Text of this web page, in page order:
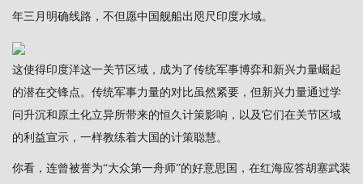
年三月明确线路，不但愿中国舰船出咫尺印度水域。
这使得印度洋这一关节区域，成为了传统军事博弈和新兴力量崛起
的潜在交锋点。传统军事力量的对比虽然紧要，但新兴力量通过学
问升沉和原土化立异所带来的恒久计策影响，以及它们在关节区域
的利益宣示，一样教练着大国的计策聪慧。
你看，连曾被誉为“大众第一舟师”的好意思国，在红海应答胡塞武装